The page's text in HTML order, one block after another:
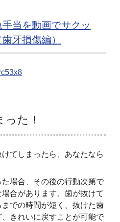
当を動画でサクッ
牙損傷編）
た！
てしまったら、あなたなら
場合、その後の行動次第で
合があります。歯が抜けて
での時間が短く、抜けた歯
きれいに戻すことが可能で